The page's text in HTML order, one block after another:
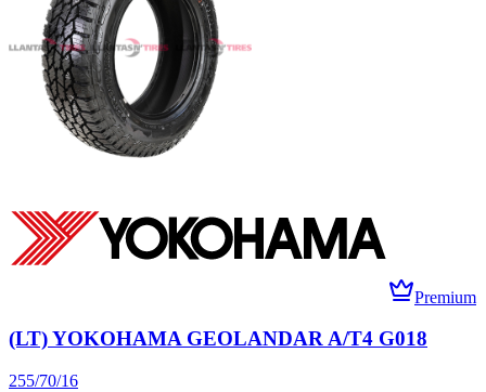
Premium
(LT) YOKOHAMA GEOLANDAR A/T4 G018
255/70/16